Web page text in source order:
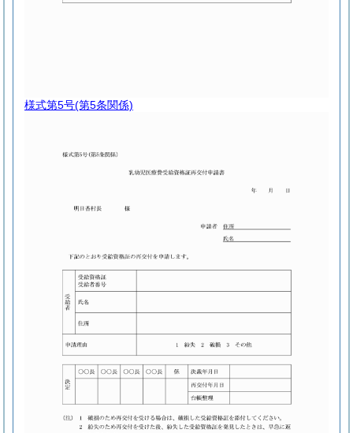
様式第5号(第5条関係)